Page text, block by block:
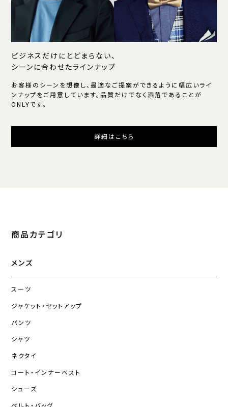
ビジネスだけにとどまらない、
シーンに合わせたラインナップ
お客様のシーンを想像し、最適なご提案ができるように幅広いライ
ンナップをご用意しています。品質だけでなく洒落であることが
ONLYです。
詳細はこちら
商品カテゴリ
メンズ
スーツ
ジャケット・セットアップ
パンツ
シャツ
ネクタイ
コート・インナーベスト
シューズ